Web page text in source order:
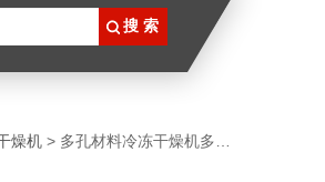
燥机 > 多孔材料冷冻干燥机多歧管低温冻干机LGJ-18